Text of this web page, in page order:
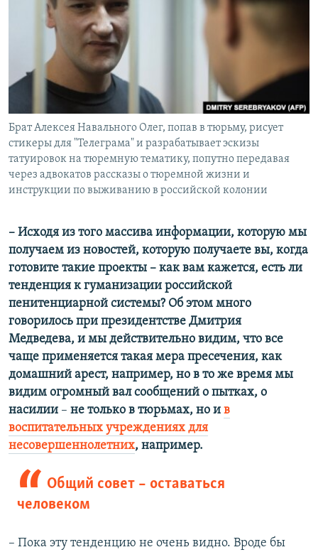
Брат Алексея Навального Олег, попав в тюрьму, рисует
стикеры для "Телеграма" и разрабатывает эскизы
татуировок на тюремную тематику, попутно передавая
через адвокатов рассказы о тюремной жизни и
инструкции по выживанию в российской колонии
– Исходя из того массива информации, которую мы
получаем из новостей, которую получаете вы, когда
готовите такие проекты – как вам кажется, есть ли
тенденция к гуманизации российской
пенитенциарной системы? Об этом много
говорилось при президентстве Дмитрия
Медведева, и мы действительно видим, что все
чаще применяется такая мера пресечения, как
домашний арест, например, но в то же время мы
видим огромный вал сообщений о пытках, о
насилии –​ не только в тюрьмах, но и в
воспитательных учреждениях для
несовершеннолетних, например.
Общий совет – оставаться
человеком
– Пока эту тенденцию не очень видно. Вроде бы